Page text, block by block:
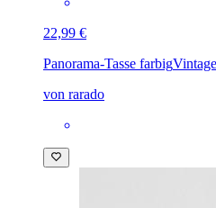
22,99 €
Panorama-Tasse farbig
von rarado